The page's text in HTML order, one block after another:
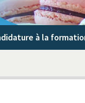
à la